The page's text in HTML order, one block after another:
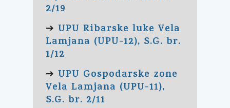
2/19
➔ UPU Ribarske luke Vela
Lamjana (UPU-12), S.G. br.
1/12
➔ UPU Gospodarske zone
Vela Lamjana (UPU-11),
S.G. br. 2/11